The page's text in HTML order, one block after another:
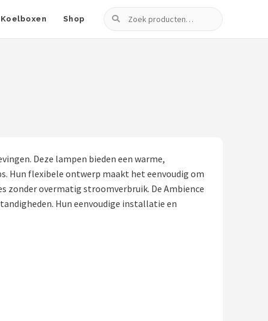
Koelboxen Shop
Zoeken
Deze lampen bieden een warme,
Hun flexibele ontwerp maakt het eenvoudig om
zonder overmatig stroomverbruik. De Ambience
Hun eenvoudige installatie en